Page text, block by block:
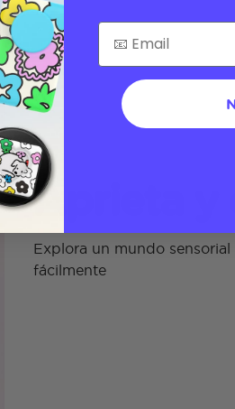
Aprieta y
Explora un mundo
fácilmente